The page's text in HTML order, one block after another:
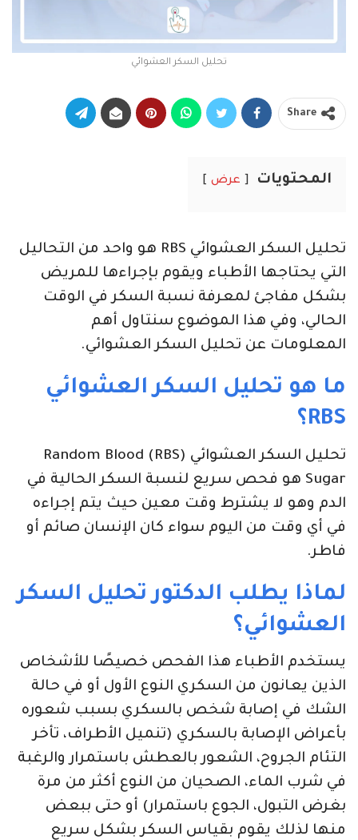
تحليل السكر العشوائي
Share
المحتويات عرض
تحليل السكر العشوائي RBS هو واحد من التحاليل
التي يحتاجها الأطباء ويقوم بإجراءها للمريض
بشكل مفاجئ لمعرفة نسبة السكر في الوقت
الحالي، وفي هذا الموضوع سنتاول أهم
المعلومات عن تحليل السكر العشوائي.
ما هو تحليل السكر العشوائي
RBS؟
تحليل السكر العشوائي (RBS) Random Blood
Sugar هو فحص سريع لنسبة السكر الحالية في
الدم وهو لا يشترط وقت معين حيث يتم إجراءه
في أي وقت من اليوم سواء كان الإنسان صائم أو
فاطر.
لماذا يطلب الدكتور تحليل السكر
العشوائي؟
يستخدم الأطباء هذا الفحص خصيصًا للأشخاص
الذين يعانون من السكري النوع الأول أو في حالة
الشك في إصابة شخص بالسكري بسبب شعوره
بأعراض الإصابة بالسكري (تنميل الأطراف، تأخر
التئام الجروح، الشعور بالعطش باستمرار والرغبة
في شرب الماء، الصحيان من النوع أكثر من مرة
بغرض التبول، الجوع باستمرار) أو حتى ببعض
منها لذلك يقوم بقياس السكر بشكل سريع